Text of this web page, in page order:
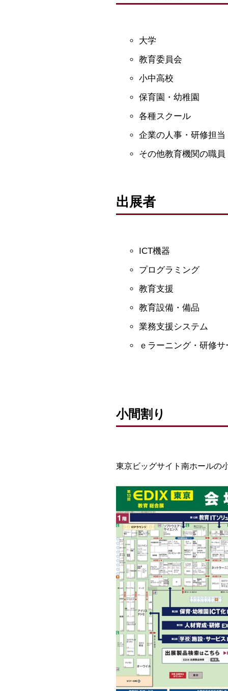
大学
教育委員会
小中高校
保育園・幼稚園
各種スクール
企業の人事・研修担当
その他教育機関の職員
出展者
ICT機器
プログラミング
教育支援
教育設備・備品
業務支援システム
ｅラーニング・研修サ
小間割り
東京ビッグサイト南ホールの